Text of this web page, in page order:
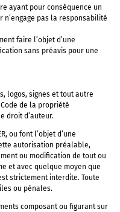
ayant pour conséquence un
pas la responsabilité
faire l’objet d’une
sans préavis pour une
logos, signes et tout autre
de la propriété
droit d’auteur.
ou font l’objet d’une
autorisation préalable,
ou modification de tout ou
et avec quelque moyen que
strictement interdite. Toute
ou pénales.
composant ou figurant sur